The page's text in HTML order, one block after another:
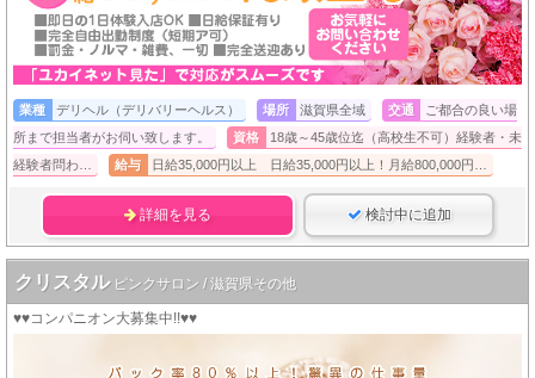
業種 デリヘル（デリバリーヘルス） 場所 滋賀県全域 交通
ご都合の良い場
所まで担当者がお伺い致します。
資格
18歳～45歳位迄（高校生不可）経験者・未
経験者問わ…
給与 日給35,000円以上 日給35,000円以上！月給800,000円…
詳細を見る 検討中に追加
クリスタル ピンクサロン / 滋賀県その他
♥♥コンパニオン大募集中!!♥♥